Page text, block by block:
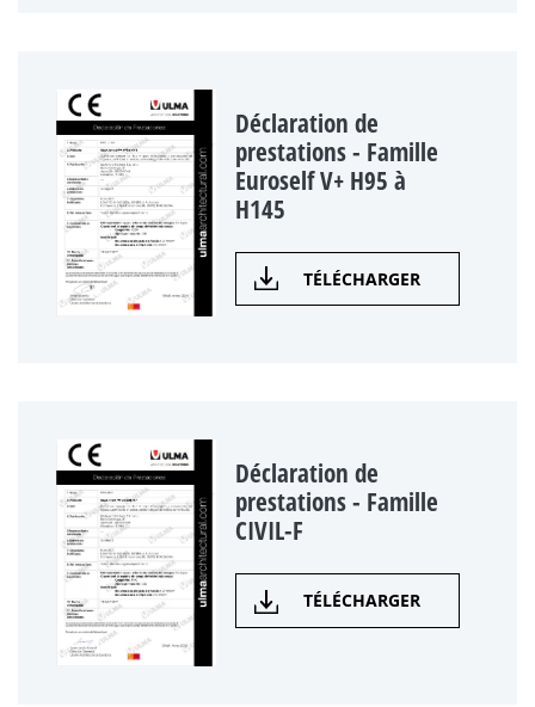
Déclaration de
prestations - Famille
Euroself V+ H95 à
H145
TÉLÉCHARGER
Déclaration de
prestations - Famille
CIVIL-F
TÉLÉCHARGER